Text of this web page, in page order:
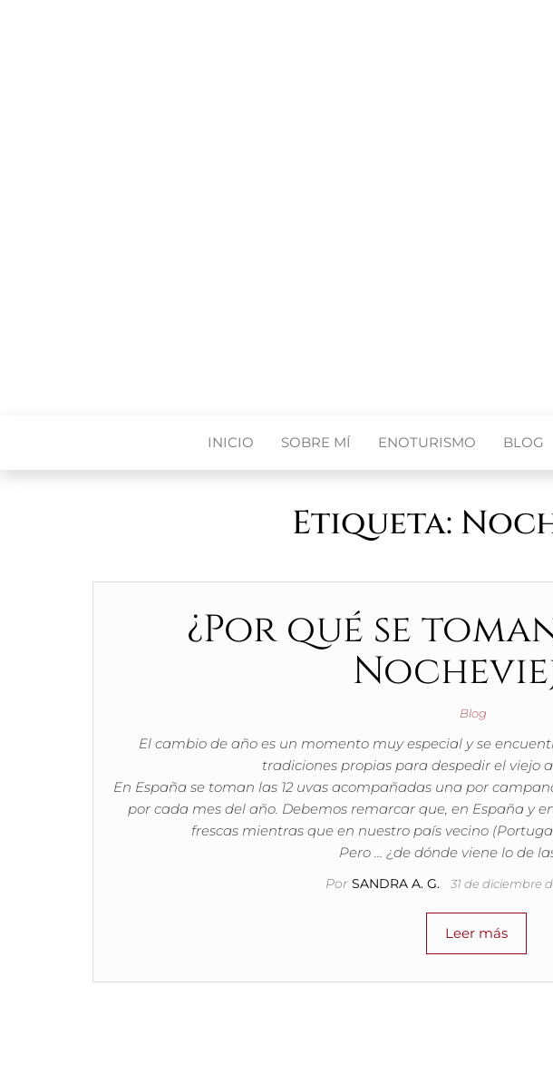
INICIO SOBRE MÍ ENOTURISMO BLOG
Etiqueta:
¿Por qué se
Blog
El cambio de año es un momento muy especial y se
tradiciones propias para despedir el viejo
En España se toman las 12 uvas acompañadas una por
por cada mes del año. Debemos remarcar que, en España y
frescas mientras que en nuestro país vecino
Pero … ¿de dónde viene lo de
Por SANDRA A. G. 31 de diciembre
Leer más